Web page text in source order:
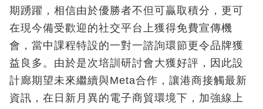
期踴躍，相信由於優勝者不但可贏取積分，更可
在現今備受歡迎的社交平台上獲得免費宣傳機
會，當中課程特設的一對一諮詢環節更令品牌獲
益良多。由於是次培訓研討會大獲好評，因此設
計廊期望未來繼續與Meta合作，讓港商接觸最新
資訊，在日新月異的電子商貿環境下，加強線上